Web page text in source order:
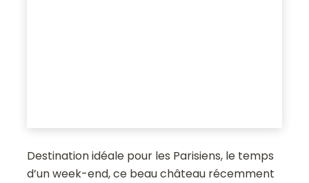
Destination idéale pour les Parisiens, le temps
d’un week-end, ce beau château récemment